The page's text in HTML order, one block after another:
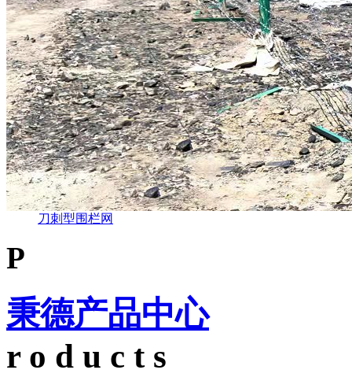
刀刺型围栏网
P
秉德产品中心
r o d u c t s